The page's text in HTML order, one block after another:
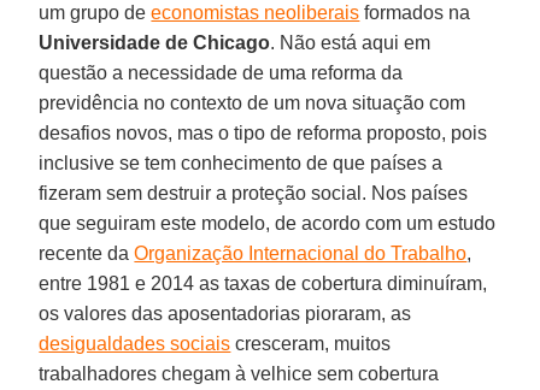
um grupo deeconomistas neoliberais formados na
Universidade de Chicago. Não está aqui em
questão a necessidade de uma reforma da
previdência no contexto de um nova situação com
desafios novos, mas o tipo de reforma proposto, pois
inclusive se tem conhecimento de que países a
fizeram sem destruir a proteção social. Nos países
que seguiram este modelo, de acordo com um estudo
recente daOrganização Internacional do Trabalho,
entre 1981 e 2014 as taxas de cobertura diminuíram,
os valores das aposentadorias pioraram, as
desigualdades sociais cresceram, muitos
trabalhadores chegam à velhice sem cobertura